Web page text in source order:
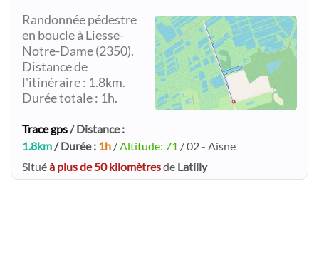
Randonnée pédestre
en boucle à Liesse-
Notre-Dame (2350).
Distance de
l'itinéraire : 1.8km.
Durée totale : 1h.
Trace gps/ Distance :
1.8km/ Durée : 1h /Altitude: 71 / 02 - Aisne
Situéà plus de 50 kilomètresde Latilly